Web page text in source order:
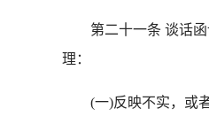
第二十一条 谈话函
理：
(一)反映不实，或者